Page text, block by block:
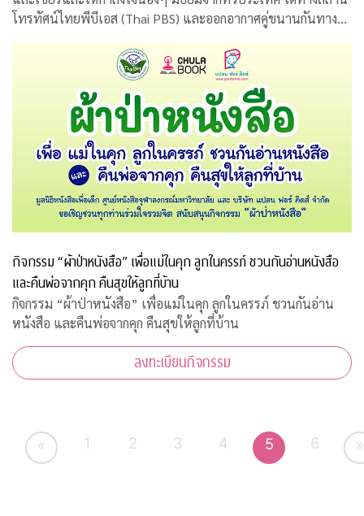
โทรทัศน์ไทยพีบีเอส (Thai PBS) และออกอากาศคู่ขนานกันทาง
สถานีโทรทัศน์เอแอลทีวี (ALTV)
กิจกรรม “ผ้าป่าหนังสือ” เพื่อแม่ในคุก ลูกในครรภ์ ชวนกันอ่านหนังสือ
และคืนพ่อจากคุก คืนสุขให้ลูกที่บ้าน
กิจกรรม “ผ้าป่าหนังสือ” เพื่อแม่ในคุก ลูกในครรภ์ ชวนกันอ่าน
หนังสือ และคืนพ่อจากคุก คืนสุขให้ลูกที่บ้าน
ลงทะเบียนกิจกรรม
« 1 2 3 4 5 6 »